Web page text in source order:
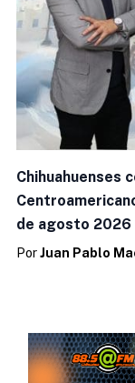
Chihuahuenses
de agosto 2026
Por Juan Pablo